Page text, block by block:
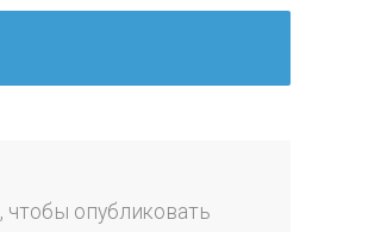
, чтобы опубликовать